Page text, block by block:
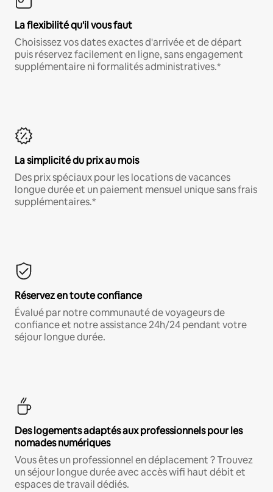
La flexibilité qu'il vous faut
Choisissez vos dates exactes d'arrivée et de départ
puis réservez facilement en ligne, sans engagement
supplémentaire ni formalités administratives.*
La simplicité du prix au mois
Des prix spéciaux pour les locations de vacances
longue durée et un paiement mensuel unique sans frais
supplémentaires.*
Réservez en toute confiance
Évalué par notre communauté de voyageurs de
confiance et notre assistance 24h/24 pendant votre
séjour longue durée.
Des logements adaptés aux professionnels pour les
nomades numériques
Vous êtes un professionnel en déplacement ? Trouvez
un séjour longue durée avec accès wifi haut débit et
espaces de travail dédiés.